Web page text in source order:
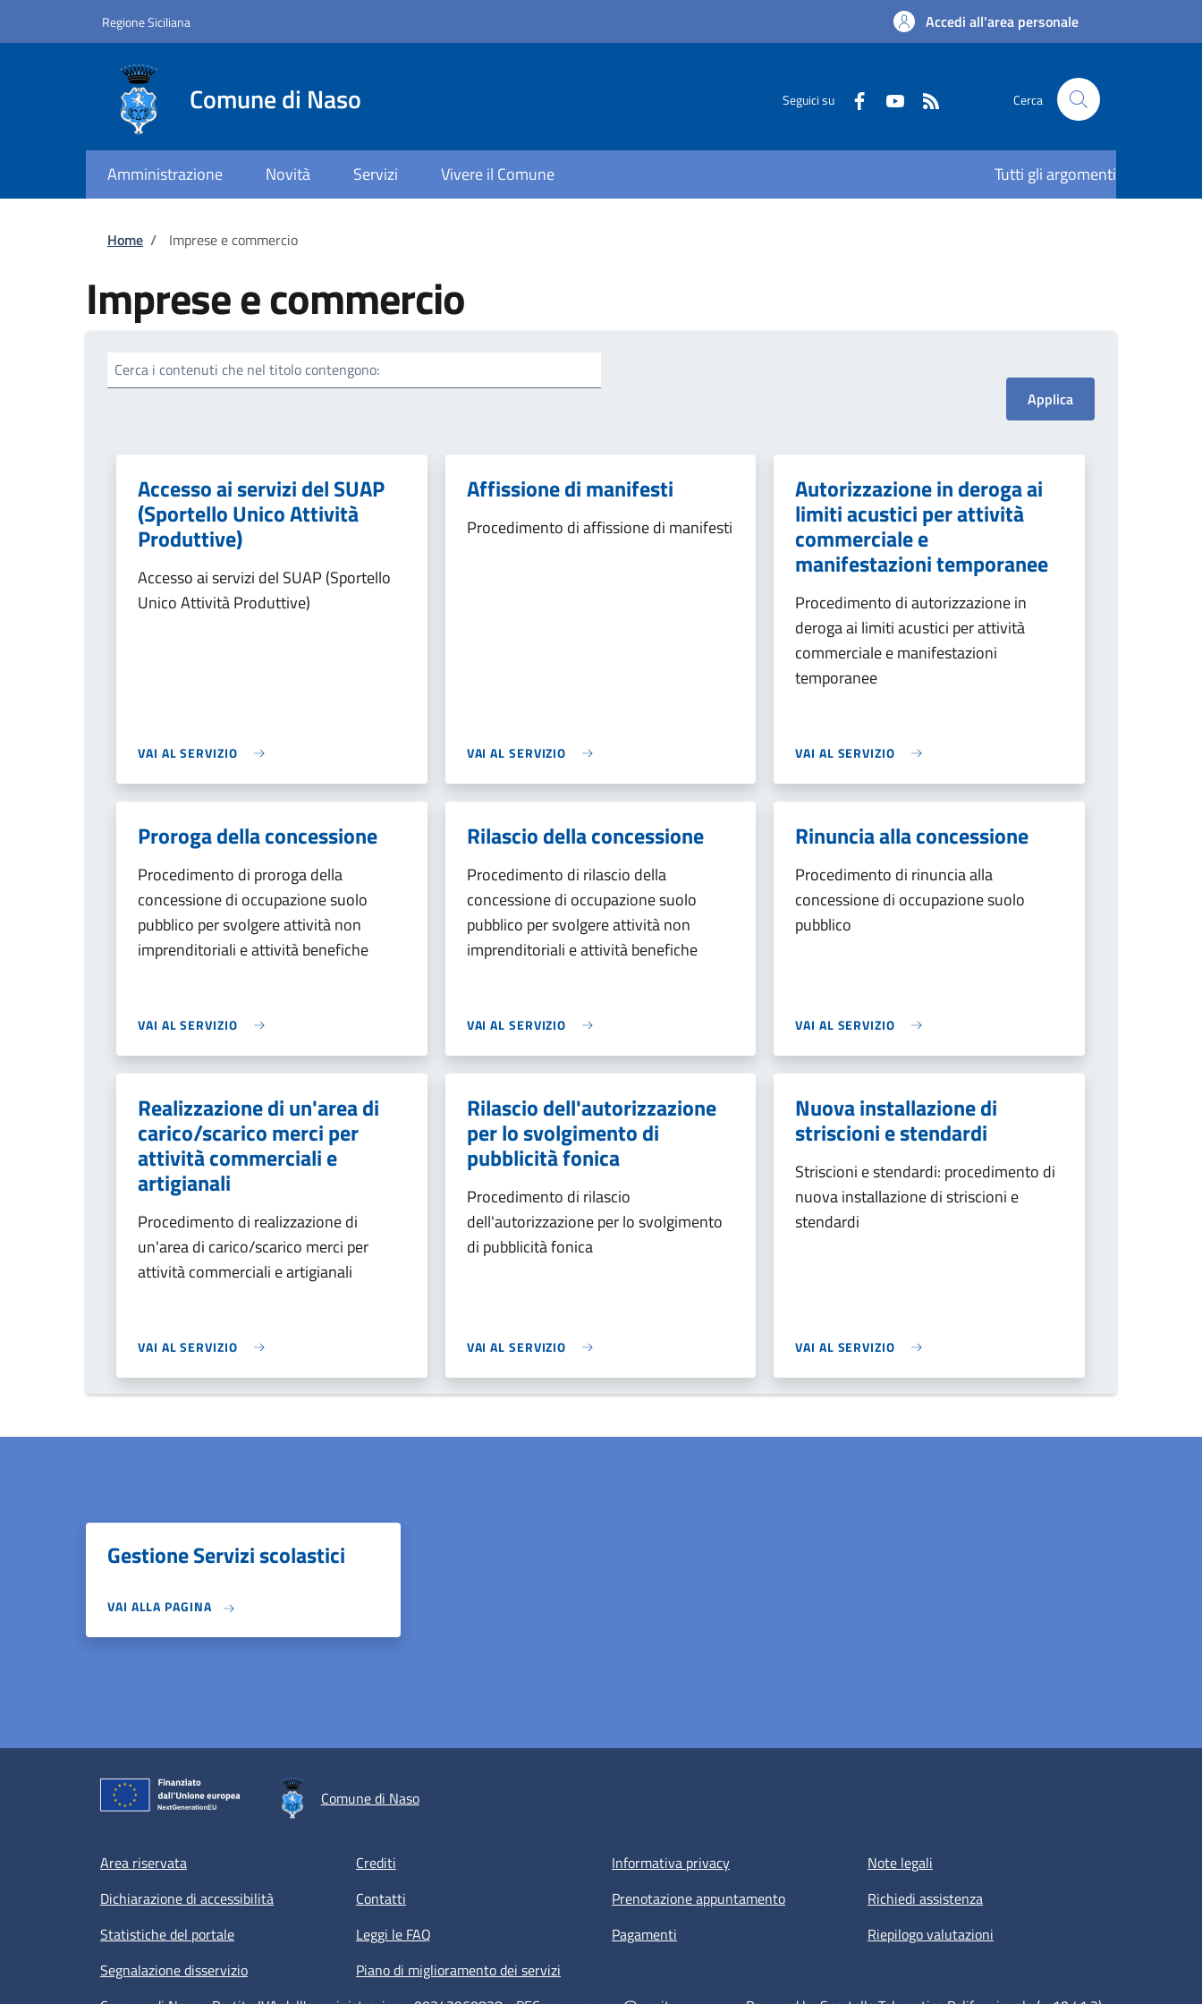
Regione Siciliana Accedi all'area personale
Comune di Naso Seguici su Cerca
Amministrazione Novità Servizi Vivere il Comune Tutti gli argomenti
Briciole di pane
Home / Imprese e commercio
Imprese e commercio
Cerca i contenuti che nel titolo contengono:
Accesso ai servizi del SUAP
(Sportello Unico Attività
Produttive)
Accesso ai servizi del SUAP (Sportello
Unico Attività Produttive)
VAI AL SERVIZIO
Affissione di manifesti
Procedimento di affissione di manifesti
VAI AL SERVIZIO
Autorizzazione in deroga ai
limiti acustici per attività
commerciale e
manifestazioni temporanee
Procedimento di autorizzazione in
deroga ai limiti acustici per attività
commerciale e manifestazioni
temporanee
VAI AL SERVIZIO
Proroga della concessione
Procedimento di proroga della
concessione di occupazione suolo
pubblico per svolgere attività non
imprenditoriali e attività benefiche
VAI AL SERVIZIO
Rilascio della concessione
Procedimento di rilascio della
concessione di occupazione suolo
pubblico per svolgere attività non
imprenditoriali e attività benefiche
VAI AL SERVIZIO
Rinuncia alla concessione
Procedimento di rinuncia alla
concessione di occupazione suolo
pubblico
VAI AL SERVIZIO
Realizzazione di un'area di
carico/scarico merci per
attività commerciali e
artigianali
Procedimento di realizzazione di
un'area di carico/scarico merci per
attività commerciali e artigianali
VAI AL SERVIZIO
Rilascio dell'autorizzazione
per lo svolgimento di
pubblicità fonica
Procedimento di rilascio
dell'autorizzazione per lo svolgimento
di pubblicità fonica
VAI AL SERVIZIO
Nuova installazione di
striscioni e stendardi
Striscioni e stendardi: procedimento di
nuova installazione di striscioni e
stendardi
VAI AL SERVIZIO
Gestione Servizi scolastici
VAI ALLA PAGINA
Comune di Naso
Footer menu
Area riservata Crediti Informativa privacy
Note legali
Dichiarazione di accessibilità
Contatti Prenotazione appuntamento
Richiedi assistenza
Statistiche del portale
Leggi le FAQ Pagamenti
Riepilogo valutazioni
Segnalazione disservizio
Piano di miglioramento dei servizi